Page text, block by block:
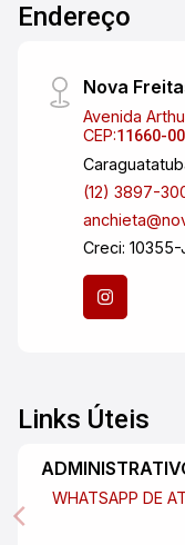
Endereço
Nova
Avenida
CEP:11660-
(12) 3897-
Creci: 10355-
Links Úteis
WHATSAPP DE